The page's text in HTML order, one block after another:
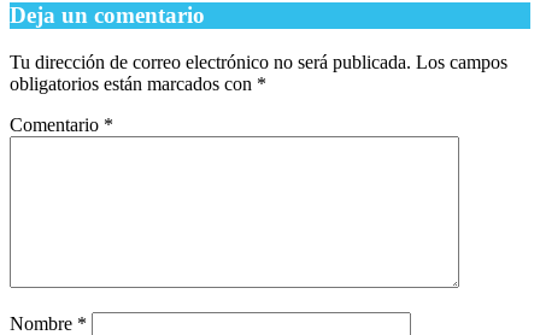
Deja un comentario
Tu dirección de correo electrónico no será publicada. Los campos
obligatorios están marcados con *
Comentario *
Nombre *